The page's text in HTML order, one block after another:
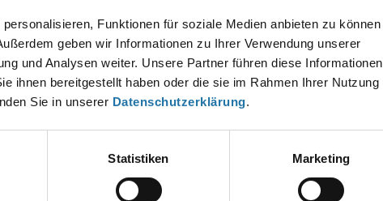
Funktionen für soziale Medien anbieten zu können
geben wir Informationen zu Ihrer Verwendung unserer
und Analysen weiter. Unsere Partner führen diese Informationen
ihnen bereitgestellt haben oder die sie im Rahmen Ihrer Nutzung
Sie in unserer Datenschutzerklärung.
Statistiken Marketing
Erforderliche Felder sind mit*markiert